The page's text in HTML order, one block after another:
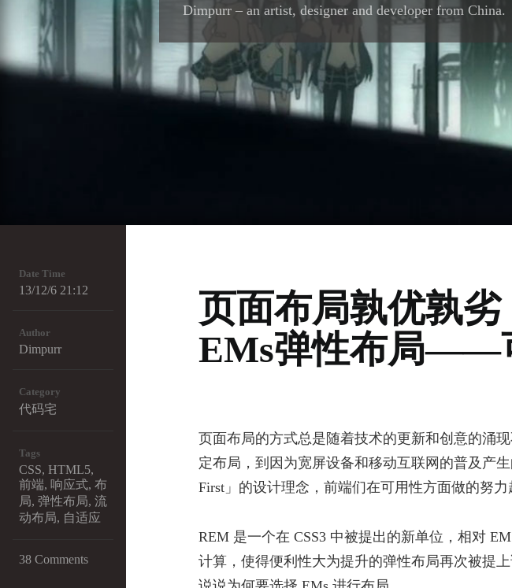
Dimpurr – an artist, designer and developer from China.
Date Time
13/12/6 21:12
Author
Dimpurr
Category
代码宅
Tags
CSS, HTML5,
前端, 响应式, 布
局, 弹性布局, 流
动布局, 自适应
38 Comments
页面布局孰优孰
EMs弹性布局——
页面布局的方式总是随着技术的更新和创意的涌
定布局，到因为宽屏设备和移动互联网的普及产
First」的设计理念，前端们在可用性方面做的努力
REM 是一个在 CSS3 中被提出的新单位，相对
计算，使得便利性大为提升的弹性布局再次被提